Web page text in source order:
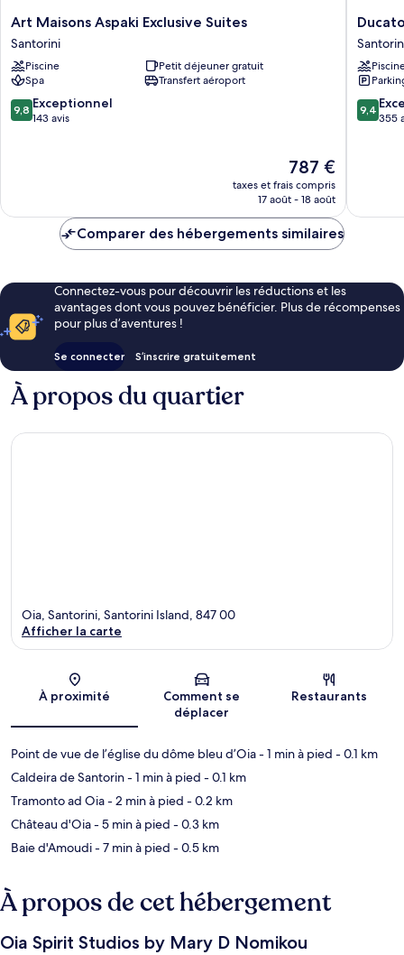
Art
Maisons
Aspaki
Exclusive
Suites
Santorini
Art Maisons Aspaki Exclusive Suites
Santorini
Piscine
Petit déjeuner gratuit
Spa
Transfert aéroport
9.8
sur
9,8 Exceptionnel
143 avis
Le
nouveau
prix
de
787 €
taxes et frais compris
17 août - 18 août
Ducato
di
Oia
-
Adults
Only
9.4
sur
9,4
355
Comparer des hébergements similaires
Connectez-vous pour découvrir les réductions et les
avantages dont vous pouvez bénéficier. Plus de récompenses
pour plus d’aventures !
Se connecter S’inscrire gratuitement
À propos du quartier
Carte
Oia, Santorini, Santorini Island, 847 00
Afficher la carte
À proximité
Comment se
déplacer
Restaurants
Point de vue de l’église du dôme bleu d’Oia- 1 min à pied - 0.1 km
Caldeira de Santorin- 1 min à pied - 0.1 km
Tramonto ad Oia- 2 min à pied - 0.2 km
Château d'Oia- 5 min à pied - 0.3 km
Baie d'Amoudi- 7 min à pied - 0.5 km
À propos de cet hébergement
Oia Spirit Studios by Mary D Nomikou